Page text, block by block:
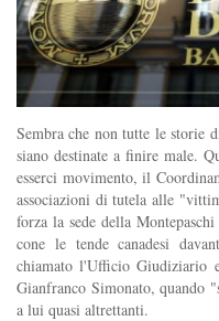
Sembra che non tutte le storie
siano destinate a finire male.
esserci movimento, il
associazioni di tutela alle
forza la sede della
cone le tende canadesi
chiamato l'Ufficio Giudiziario
Gianfranco Simonato, quando
a lui quasi altrettanti.